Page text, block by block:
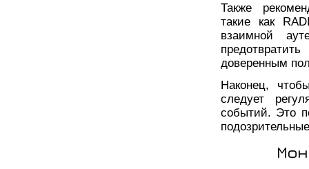
Также
такие как
взаимной
доверенным
Наконец,
следует
событий. Это